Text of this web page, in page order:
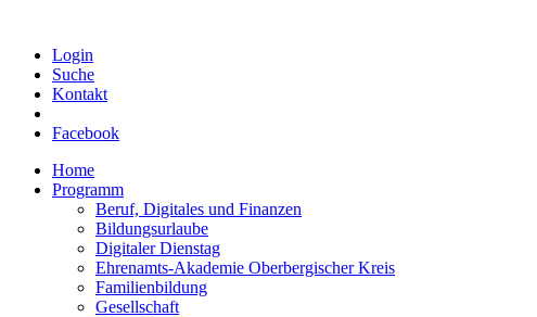
Login
Suche
Kontakt
Facebook
Home
Programm
Beruf, Digitales und Finanzen
Bildungsurlaube
Digitaler Dienstag
Ehrenamts-Akademie Oberbergischer Kreis
Familienbildung
Gesellschaft